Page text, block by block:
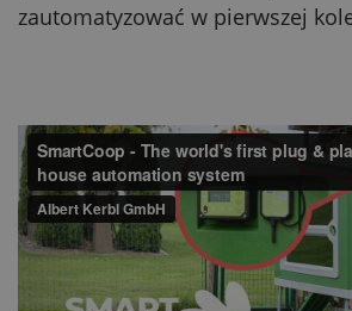
zautomatyzować w pierwszej